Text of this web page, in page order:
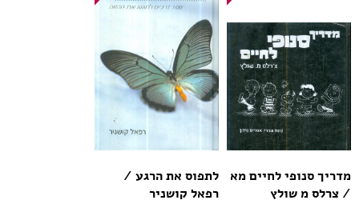
מדריך סנופי לחיים מא
/ צרלס מ שולץ
לתפוס את הרגע /
רפאל קושניר